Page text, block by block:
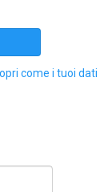
come i tuoi dati